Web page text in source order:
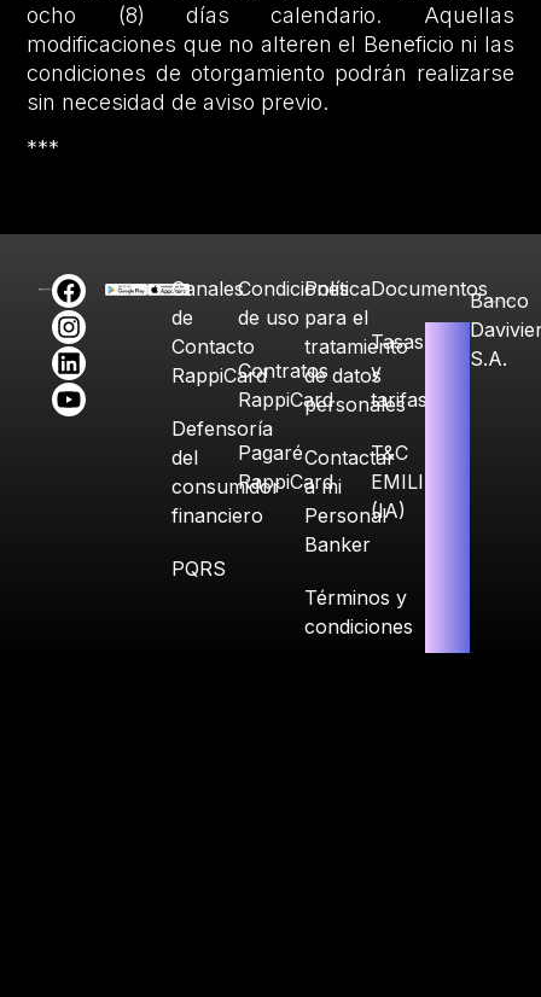
ocho (8) días calendario. Aquellas
modificaciones que no alteren el Beneficio ni las
condiciones de otorgamiento podrán realizarse
sin necesidad de aviso previo.
***
Canales
de
Contacto
RappiCard
Defensoría
del
consumidor
financiero
PQRS
Condiciones
de uso
Contratos
RappiCard
Pagaré
RappiCard
Política
para el
tratamiento
de datos
personales
Contactar
a mi
Personal
Banker
Términos y
condiciones
Documentos
Tasas
y
tarifas
T&C
EMILIA
(IA)
Banco
S.A.